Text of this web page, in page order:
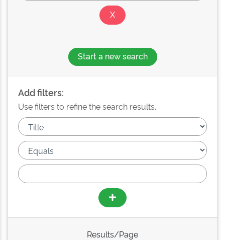
Start a new search
Add filters:
Use filters to refine the search results.
Results/Page